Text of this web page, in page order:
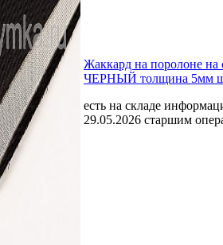
Жаккард на поролоне на
ЧЕРНЫЙ толщина 5мм
есть на складе
29.05.2026 старшим